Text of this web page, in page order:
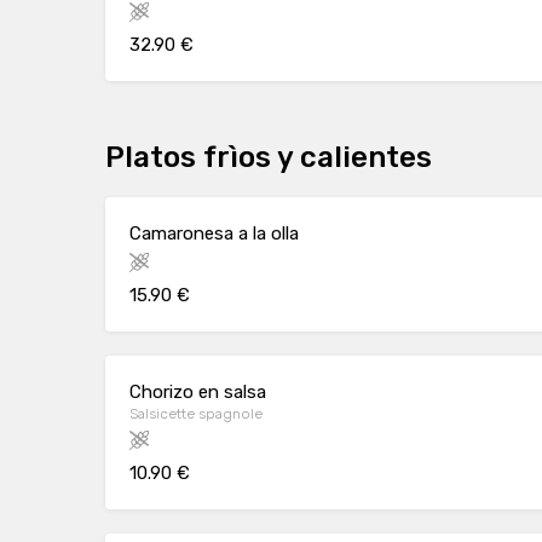
32.90 €
Platos frìos y calientes
Camaronesa a la olla
15.90 €
Chorizo en salsa
Salsicette spagnole
10.90 €